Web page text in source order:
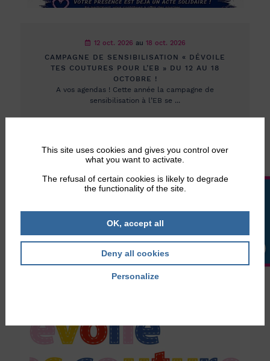
12 oct. 2026 au 18 oct. 2026
CAMPAGNE DE SENSIBILISATION « DÉVOILE
TES COUTURES POUR L’EB » DU 12 AU 18
OCTOBRE !
A vos agendas ! Cette année la campagne de
sensibilisation à l’EB se ...
Les derniers articles
This site uses cookies and gives you control over
what you want to activate.
The refusal of certain cookies is likely to degrade
the functionality of the site.
OK, accept all
Deny all cookies
Personalize